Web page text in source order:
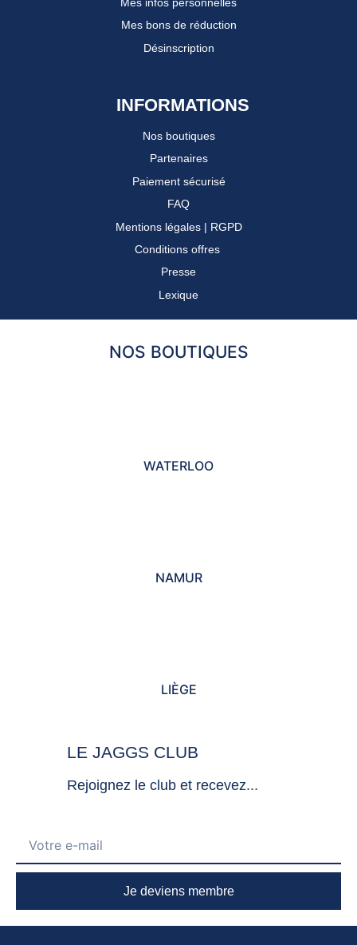
Mes bons de réduction
Désinscription
INFORMATIONS
Nos boutiques
Partenaires
Paiement sécurisé
FAQ
Mentions légales| RGPD
Conditions offres
Presse
Lexique
NOS BOUTIQUES
WATERLOO
NAMUR
LIÈGE
LE JAGGS CLUB
Rejoignez le club et recevez...
Je deviens membre